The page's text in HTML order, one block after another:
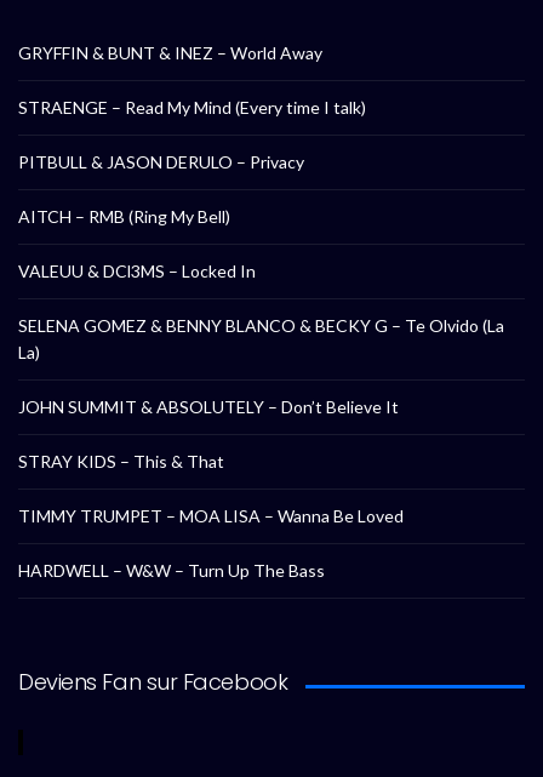
GRYFFIN & BUNT & INEZ – World Away
STRAENGE – Read My Mind (Every time I talk)
PITBULL & JASON DERULO – Privacy
AITCH – RMB (Ring My Bell)
VALEUU & DCl3MS – Locked In
SELENA GOMEZ & BENNY BLANCO & BECKY G – Te Olvido (La
La)
JOHN SUMMIT & ABSOLUTELY – Don’t Believe It
STRAY KIDS – This & That
TIMMY TRUMPET – MOA LISA – Wanna Be Loved
HARDWELL – W&W – Turn Up The Bass
Deviens Fan sur Facebook